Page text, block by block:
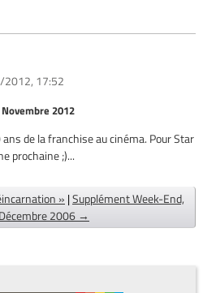
17:52
2012
de la franchise au cinéma. Pour Star
prochaine ;)...
» |Supplément Week-End,
2006 →